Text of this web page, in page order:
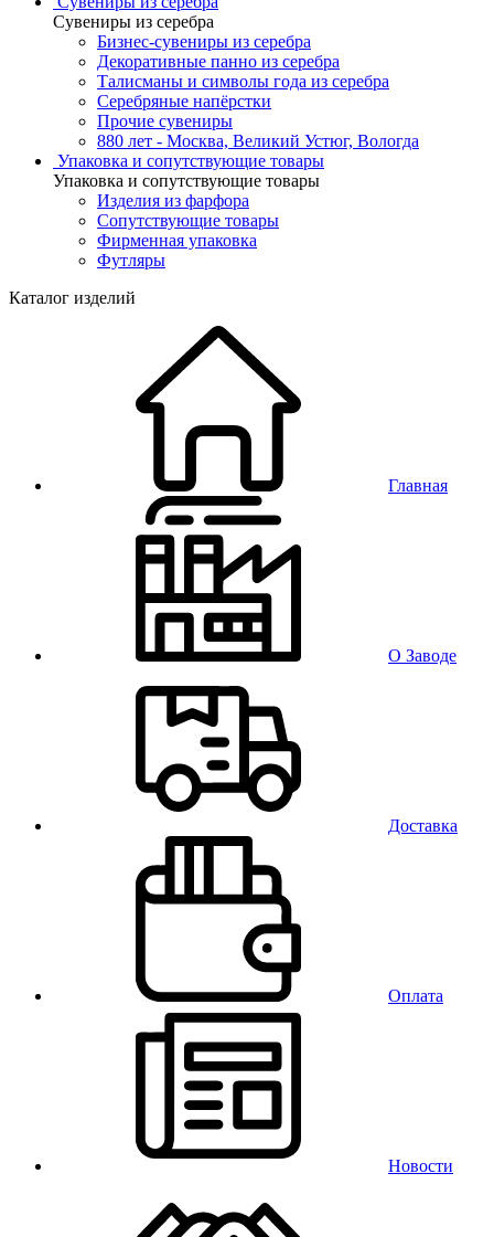
Сувениры из серебра
Бизнес-сувениры из серебра
Декоративные панно из серебра
Талисманы и символы года из серебра
Серебряные напёрстки
Прочие сувениры
880 лет - Москва, Великий Устюг, Вологда
Упаковка и сопутствующие товары
Упаковка и сопутствующие товары
Изделия из фарфора
Сопутствующие товары
Фирменная упаковка
Футляры
Каталог изделий
Главная
О Заводе
Доставка
Оплата
Новости